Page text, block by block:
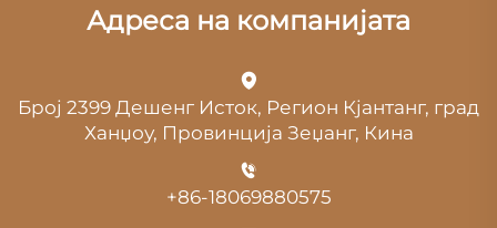
Адреса на компанијата
Број 2399 Дешенг Исток, Регион Кјантанг, град
Ханџоу, Провинција Зеџанг, Кина
+86-18069880575